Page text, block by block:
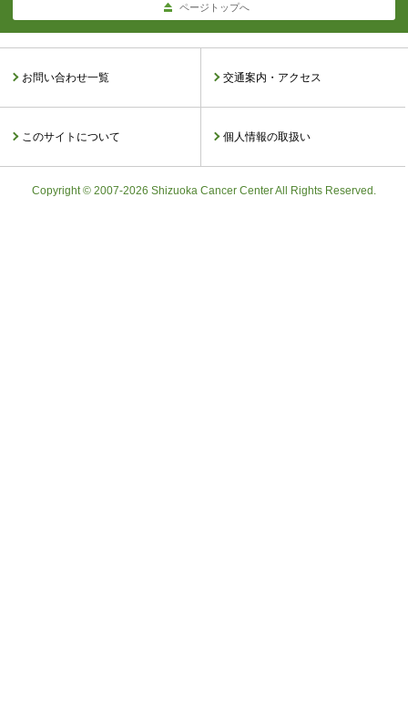
ページトップへ
お問い合わせ一覧 交通案内・アクセス
このサイトについて 個人情報の取扱い
Copyright © 2007-2026 Shizuoka Cancer Center All Rights Reserved.